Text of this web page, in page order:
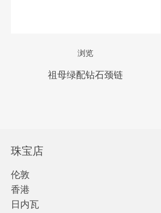
浏览
祖母绿配钻石颈链
珠宝店
伦敦
香港
日内瓦